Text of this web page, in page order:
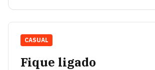
Fique ligado
CASUAL